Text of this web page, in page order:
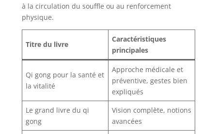
à la circulation du souffle ou au renforcement
physique.
Titre du livre
Caractéristiques
principales
Qi gong pour la santé et
la vitalité
Approche médicale et
préventive, gestes bien
expliqués
Le grand livre du qi
gong
Vision complète, notions
avancées